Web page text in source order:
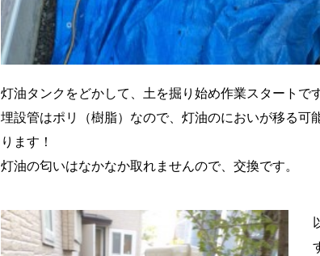
灯油タンクをどかして、土を掘り始め作業スタートです
埋設管はポリ（樹脂）なので、灯油のにおいが移る可
ります！
灯油の匂いはなかなか取れませんので、交換です。